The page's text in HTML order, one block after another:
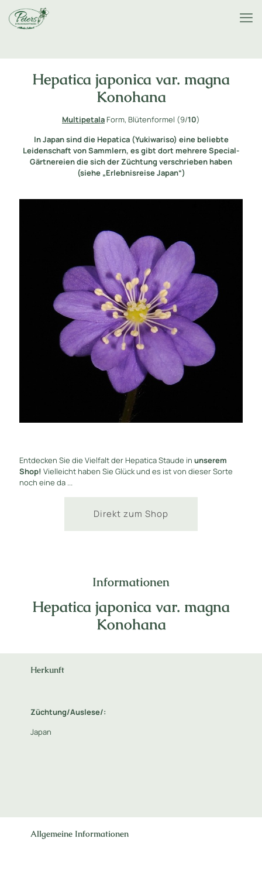
Hepatica japonica var. magna
Konohana
Multipetala Form, Blütenformel (9/10)
In Japan sind die Hepatica (Yukiwariso) eine beliebte
Leidenschaft von Sammlern, es gibt dort mehrere Special-
Gärtnereien die sich der Züchtung verschrieben haben
(siehe „Erlebnisreise Japan“)
Entdecken Sie die Vielfalt der Hepatica Staude in unserem
Shop! Vielleicht haben Sie Glück und es ist von dieser Sorte
noch eine da ...
Direkt zum Shop
Informationen
Hepatica japonica var. magna
Konohana
Herkunft
Züchtung/Auslese/:
Japan
Allgemeine Informationen